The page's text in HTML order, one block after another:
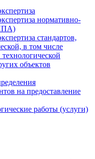
нормативно-
стандартов,
в том числе
объектов
на предоставление
работы (услуги)